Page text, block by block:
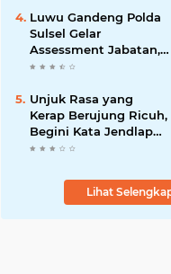
Luwu Gandeng Polda
Sulsel Gelar
Assessment Jabatan,
Perkuat Penempatan
Kompetensi
Unjuk Rasa yang
Kerap Berujung Ricuh,
Begini Kata Jendlap
API
Lihat